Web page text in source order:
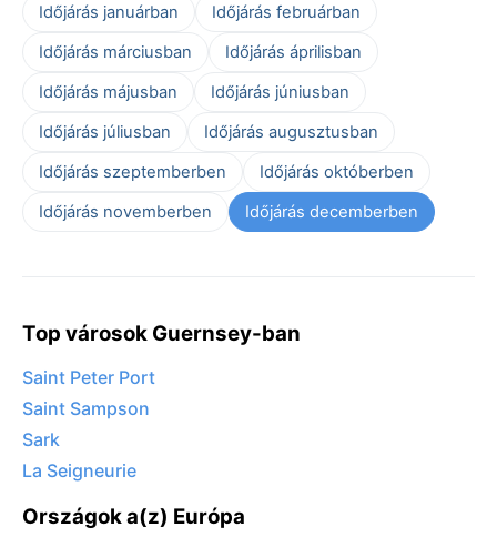
Időjárás januárban
Időjárás februárban
Időjárás márciusban
Időjárás áprilisban
Időjárás májusban
Időjárás júniusban
Időjárás júliusban
Időjárás augusztusban
Időjárás szeptemberben
Időjárás októberben
Időjárás novemberben
Időjárás decemberben
Top városok Guernsey-ban
Saint Peter Port
Saint Sampson
Sark
La Seigneurie
Országok a(z) Európa